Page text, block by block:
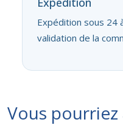
Expédition sous 24
validation de la
Vous pourriez